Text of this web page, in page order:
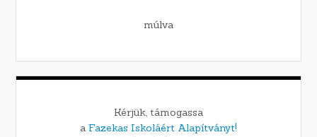
múlva
Kérjük, támogassa
a Fazekas Iskoláért Alapítványt!